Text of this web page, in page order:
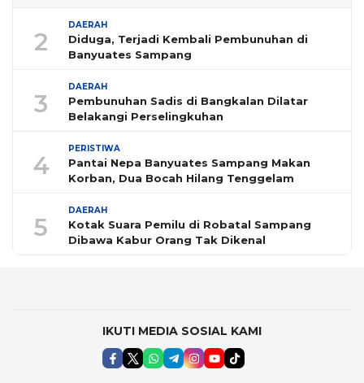
2
DAERAH
Diduga, Terjadi Kembali Pembunuhan di
Banyuates Sampang
3
DAERAH
Pembunuhan Sadis di Bangkalan Dilatar
Belakangi Perselingkuhan
4
PERISTIWA
Pantai Nepa Banyuates Sampang Makan
Korban, Dua Bocah Hilang Tenggelam
5
DAERAH
Kotak Suara Pemilu di Robatal Sampang
Dibawa Kabur Orang Tak Dikenal
IKUTI MEDIA SOSIAL KAMI